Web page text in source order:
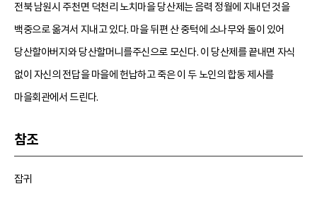
전북 남원시 주천면 덕천리 노치마을 당산제는 음력 정월에 지내던 것을
백중으로 옮겨서 지내고 있다. 마을 뒤편 산 중턱에 소나무와 돌이 있어
당산할아버지와 당산할머니를주신으로 모신다. 이 당산제를 끝내면 자식
없이 자신의 전답을 마을에 헌납하고 죽은 이 두 노인의 합동 제사를
마을회관에서 드린다.
참조
잡귀